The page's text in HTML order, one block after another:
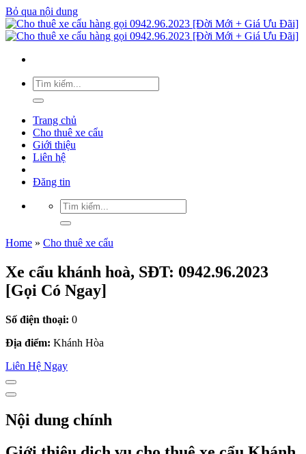
Bỏ qua nội dung
Trang chủ
Cho thuê xe cẩu
Giới thiệu
Liên hệ
Đăng tin
Home » Cho thuê xe cẩu
Xe cẩu khánh hoà, SĐT: 0942.96.2023
[Gọi Có Ngay]
Số điện thoại: 0
Địa điểm: Khánh Hòa
Liên Hệ Ngay
Nội dung chính